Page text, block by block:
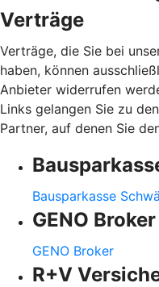
Verträge
Verträge, die Sie bei
haben, können
Anbieter widerrufen
Links gelangen Sie zu
Partner, auf denen Sie
Bausparkasse
GENO Broker
GENO Broker
R+V